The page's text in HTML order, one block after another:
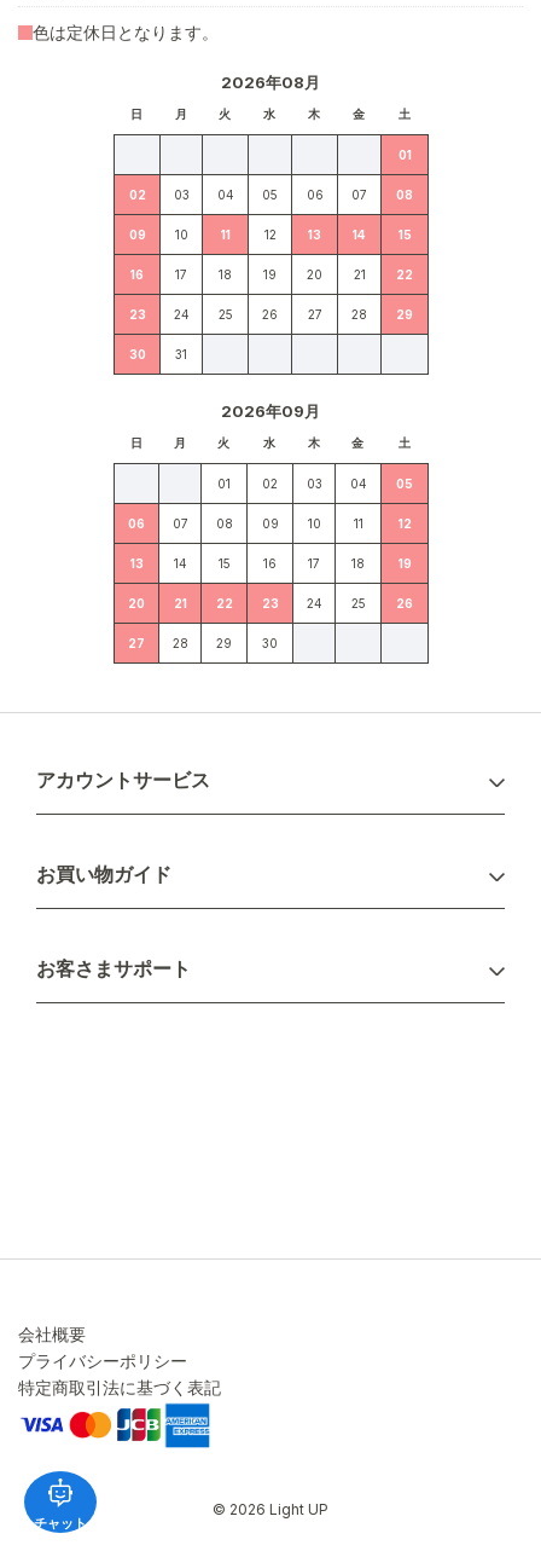
チャット
2026年08月
日 月 火 水 木 金 土
01
02 03 04 05 06 07 08
09 10 11 12 13 14 15
16 17 18 19 20 21 22
23 24 25 26 27 28 29
30 31
2026年09月
日 月 火 水 木 金 土
01 02 03 04 05
06 07 08 09 10 11 12
13 14 15 16 17 18 19
20 21 22 23 24 25 26
27 28 29 30
色は定休日となります。
アカウントサービス
新規会員登録
お買い物ガイド
配送について
不良品・返品について
お客さまサポート
会社概要
プライバシーポリシー
特定商取引法に基づく表記
© 2026 Light UP